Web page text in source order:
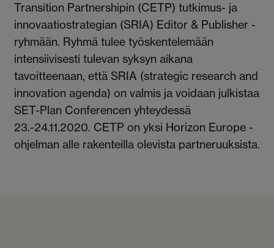
Transition Partnershipin (CETP) tutkimus- ja
innovaatiostrategian (SRIA) Editor & Publisher -
ryhmään. Ryhmä tulee työskentelemään
intensiivisesti tulevan syksyn aikana
tavoitteenaan, että SRIA (strategic research and
innovation agenda) on valmis ja voidaan julkistaa
SET-Plan Conferencen yhteydessä
23.-24.11.2020. CETP on yksi Horizon Europe -
ohjelman alle rakenteilla olevista partneruuksista.